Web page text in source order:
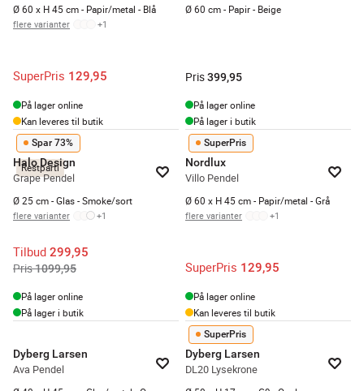
Ø 60 x H 45 cm - Papir/metal - Blå
flere varianter +1
SuperPris 129,95
På lager online
Kan leveres til butik
Ø 60 cm - Papir - Beige
Pris399,95
På lager online
På lager i butik
Restparti
Spar 73%
Halo Design
Grape Pendel
Ø 25 cm - Glas - Smoke/sort
flere varianter +1
Tilbud 299,95
Pris1099,95
På lager online
På lager i butik
SuperPris
Nordlux
Villo Pendel
Ø 60 x H 45 cm - Papir/metal - Grå
flere varianter +1
SuperPris 129,95
På lager online
Kan leveres til butik
Dyberg Larsen
Ava Pendel
SuperPris
Dyberg Larsen
DL20 Lysekrone